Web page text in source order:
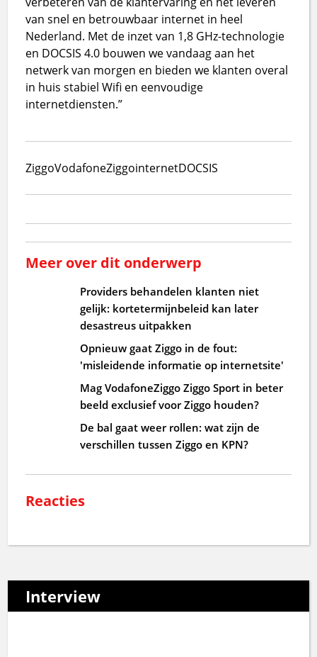
van snel en betrouwbaar internet in heel
Nederland. Met de inzet van 1,8 GHz-technologie
en DOCSIS 4.0 bouwen we vandaag aan het
netwerk van morgen en bieden we klanten overal
in huis stabiel Wifi en eenvoudige
internetdiensten.”
ZiggoVodafoneZiggointernetDOCSIS
Meer over dit onderwerp
Providers behandelen klanten niet
gelijk: kortetermijnbeleid kan later
desastreus uitpakken
Opnieuw gaat Ziggo in de fout:
'misleidende informatie op internetsite'
Mag VodafoneZiggo Ziggo Sport in beter
beeld exclusief voor Ziggo houden?
De bal gaat weer rollen: wat zijn de
verschillen tussen Ziggo en KPN?
Reacties
Interview